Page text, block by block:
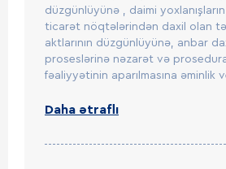
düzgünlüyünə , daimi yoxlanışların
ticarət nöqtələrindən daxil olan
aktlarının düzgünlüyünə, anbar
proseslərinə nəzarət və
fəaliyyətinin aparılmasına əminlik
Daha ətraflı